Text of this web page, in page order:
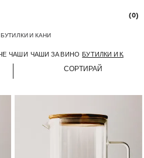
(0)
БУТИЛКИ И КАНИ
ЧАШИ ЧАШИ ЗА ВИНО БУТИЛКИ И КАНИ
СОРТИРАЙ
1 от 6
Изображението е променено на